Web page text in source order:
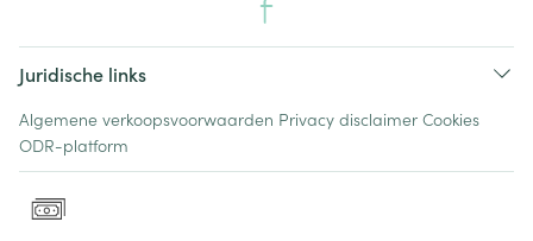
Juridische links
Algemene verkoopsvoorwaarden Privacy disclaimer Cookies
ODR-platform